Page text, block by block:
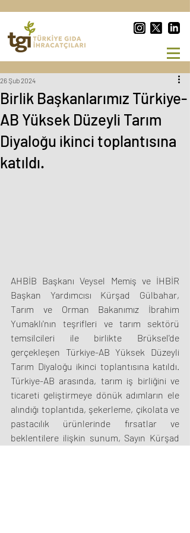
Birlik Başkanlarımız Türkiye-
AB Yüksek Düzeyli Tarım
Diyaloğu ikinci toplantısına
katıldı.
26 Şub 2024
AHBİB Başkanı Veysel Memiş ve İHBİR
Başkan Yardımcısı Kürşad Gülbahar,
Tarım ve Orman Bakanımız İbrahim
Yumaklı'nın teşrifleri ve tarım sektörü
temsilcileri ile birlikte Brüksel'de
gerçekleşen Türkiye-AB Yüksek Düzeyli
Tarım Diyaloğu ikinci toplantısına katıldı.
Türkiye-AB arasında, tarım iş birliğini ve
ticareti geliştirmeye dönük adımların ele
alındığı toplantıda, şekerleme, çikolata ve
pastacılık ürünlerinde fırsatlar ve
beklentilere ilişkin sunum, Sayın Kürşad